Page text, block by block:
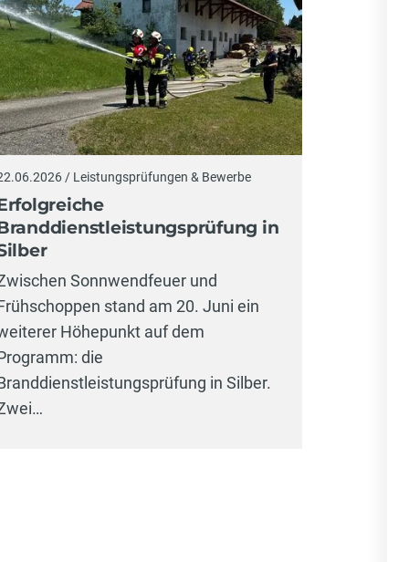
/ Leistungsprüfungen & Bewerbe
in
Sonnwendfeuer und
stand am 20. Juni ein
Höhepunkt auf dem
die
in Silber.